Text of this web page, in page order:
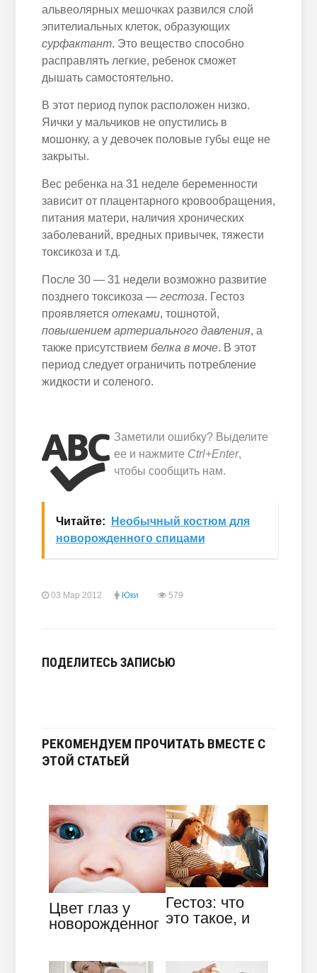
альвеолярных мешочках развился слой
эпителиальных клеток, образующих
сурфактант. Это вещество способно
расправлять легкие, ребенок сможет
дышать самостоятельно.
В этот период пупок расположен низко.
Яички у мальчиков не опустились в
мошонку, а у девочек половые губы еще не
закрыты.
Вес ребенка на 31 неделе беременности
зависит от плацентарного кровообращения,
питания матери, наличия хронических
заболеваний, вредных привычек, тяжести
токсикоза и т.д.
После 30 — 31 недели возможно развитие
позднего токсикоза — гестоза. Гестоз
проявляется отеками, тошнотой,
повышением артериального давления, а
также присутствием белка в моче. В этот
период следует ограничить потребление
жидкости и соленого.
Заметили ошибку? Выделите
ее и нажмите Ctrl+Enter,
чтобы сообщить нам.
Читайте:
Необычный костюм для
новорожденного спицами
03 Мар 2012 Юки 579
ПОДЕЛИТЕСЬ ЗАПИСЬЮ
РЕКОМЕНДУЕМ ПРОЧИТАТЬ ВМЕСТЕ С
ЭТОЙ СТАТЬЕЙ
Цвет глаз у
новорожденног
Гестоз: что
это такое, и
недугом